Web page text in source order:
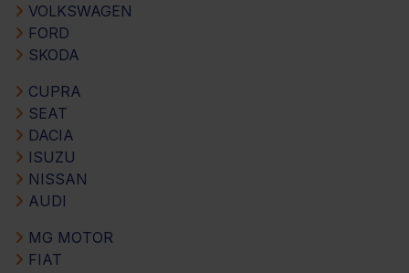
VOLKSWAGEN
FORD
SKODA
CUPRA
SEAT
DACIA
ISUZU
NISSAN
AUDI
MG MOTOR
FIAT